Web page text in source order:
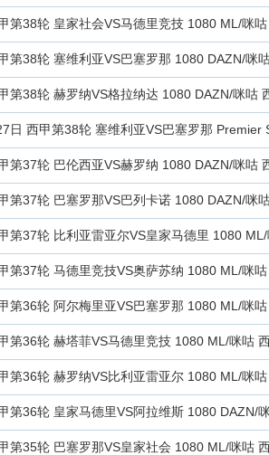
第38轮 皇家社会VS马德里竞技 1080 ML/咪
第38轮 塞维利亚VS巴塞罗那 1080 DAZN/咪
第38轮 赫罗纳VS格拉纳达 1080 DAZN/咪咕
日 西甲第38轮 塞维利亚VS巴塞罗那 Premier
第37轮 巴伦西亚VS赫罗纳 1080 DAZN/咪咕
第37轮 巴塞罗那VS巴列卡诺 1080 DAZN/咪
第37轮 比利亚雷亚尔VS皇家马德里 1080
第37轮 马德里竞技VS奥萨苏纳 1080 ML/咪
第36轮 阿尔梅里亚VS巴塞罗那 1080 ML/咪
第36轮 赫塔菲VS马德里竞技 1080 ML/咪咕
第36轮 赫罗纳VS比利亚雷亚尔 1080 ML/咪
第36轮 皇家马德里VS阿拉维斯 1080 DAZN/
第35轮 巴塞罗那VS皇家社会 1080 ML/咪咕